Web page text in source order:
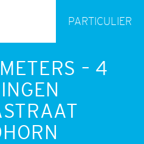
PARTICULIER
– 4